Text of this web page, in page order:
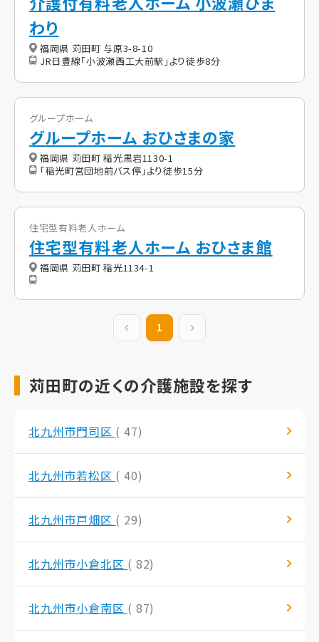
わり
福岡県 苅田町 与原3-8-10
JR日豊線「小波瀬西工大前駅」より徒歩8分
グループホーム
グループホーム おひさまの家
福岡県 苅田町 稲光黒岩1130-1
「稲光町営団地前バス停」より徒歩15分
住宅型有料老人ホーム
住宅型有料老人ホーム おひさま館
福岡県 苅田町 稲光1134-1
前の20件
1
苅田町の近くの介護施設を探す
北九州市門司区 ( 47)
北九州市若松区 ( 40)
北九州市戸畑区 ( 29)
北九州市小倉北区 ( 82)
北九州市小倉南区 ( 87)